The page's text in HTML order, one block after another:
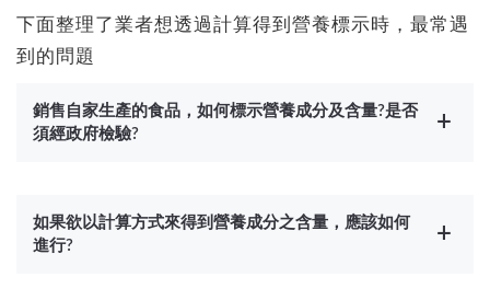
下面整理了業者想透過計算得到營養標示時，最常遇
到的問題
銷售自家生產的食品，如何標示營養成分及含量?是否
須經政府檢驗?
如果欲以計算方式來得到營養成分之含量，應該如何
進行?